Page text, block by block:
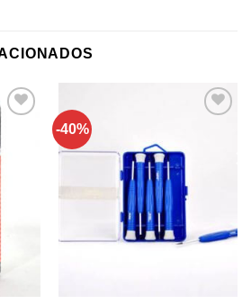
a
-40%